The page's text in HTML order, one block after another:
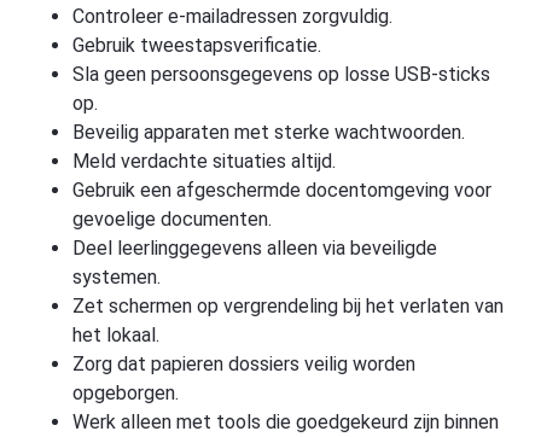
Controleer e-mailadressen zorgvuldig.
Gebruik tweestapsverificatie.
Sla geen persoonsgegevens op losse USB-sticks
op.
Beveilig apparaten met sterke wachtwoorden.
Meld verdachte situaties altijd.
Gebruik een afgeschermde docentomgeving voor
gevoelige documenten.
Deel leerlinggegevens alleen via beveiligde
systemen.
Zet schermen op vergrendeling bij het verlaten van
het lokaal.
Zorg dat papieren dossiers veilig worden
opgeborgen.
Werk alleen met tools die goedgekeurd zijn binnen